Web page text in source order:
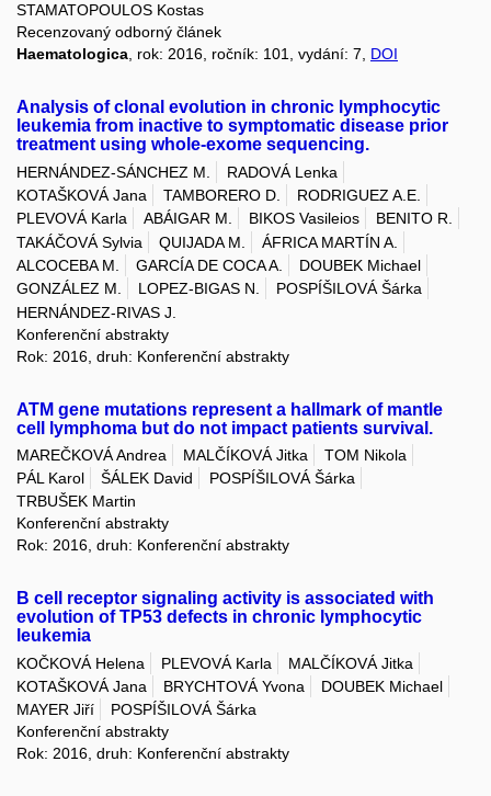
STAMATOPOULOS Kostas
Recenzovaný odborný článek
Haematologica, rok: 2016, ročník: 101, vydání: 7, DOI
Analysis of clonal evolution in chronic lymphocytic
leukemia from inactive to symptomatic disease prior
treatment using whole-exome sequencing.
HERNÁNDEZ-SÁNCHEZ M.
RADOVÁ Lenka
KOTAŠKOVÁ Jana
TAMBORERO D.
RODRIGUEZ A.E.
PLEVOVÁ Karla
ABÁIGAR M. BIKOS Vasileios
BENITO R.
TAKÁČOVÁ Sylvia
QUIJADA M.
ÁFRICA MARTÍN A.
ALCOCEBA M.
GARCÍA DE COCA A.
DOUBEK Michael
GONZÁLEZ M.
LOPEZ-BIGAS N.
POSPÍŠILOVÁ Šárka
HERNÁNDEZ-RIVAS J.
Konferenční abstrakty
Rok: 2016, druh: Konferenční abstrakty
ATM gene mutations represent a hallmark of mantle
cell lymphoma but do not impact patients survival.
MAREČKOVÁ Andrea MALČÍKOVÁ Jitka
TOM Nikola
PÁL Karol
ŠÁLEK David
POSPÍŠILOVÁ Šárka
TRBUŠEK Martin
Konferenční abstrakty
Rok: 2016, druh: Konferenční abstrakty
B cell receptor signaling activity is associated with
evolution of TP53 defects in chronic lymphocytic
leukemia
KOČKOVÁ Helena PLEVOVÁ Karla
MALČÍKOVÁ Jitka
KOTAŠKOVÁ Jana
BRYCHTOVÁ Yvona
DOUBEK Michael
MAYER Jiří
POSPÍŠILOVÁ Šárka
Konferenční abstrakty
Rok: 2016, druh: Konferenční abstrakty